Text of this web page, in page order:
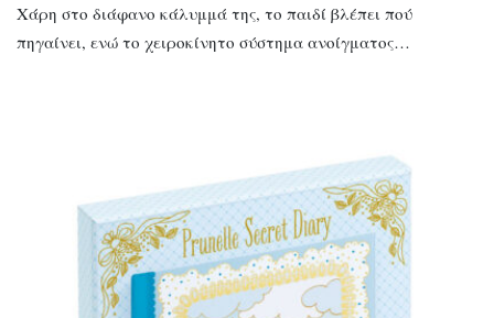
Χάρη στο διάφανο κάλυμμά της, το παιδί βλέπει πού
πηγαίνει, ενώ το χειροκίνητο σύστημα ανοίγματος…